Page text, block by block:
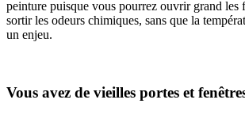
peinture puisque vous pourrez ouvrir grand les
sortir les odeurs chimiques, sans que la
un enjeu.
Vous avez de vieilles portes et